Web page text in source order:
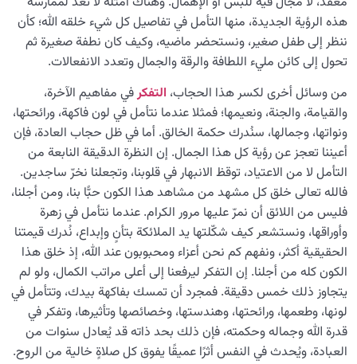
هذه الرؤية الجديدة، منها التأمل في تفاصيل كل شيء خلقه الله؛ كأن
ننظر إلى طفل صغير، ونستحضر ماضيه، وكيف كان نطفة صغيرة ثم
تحول إلى كائن مليء اللطافة والرقة والجمال وتعدد الانفعالات.
من وسائل أخرى لكسر هذا الحجاب، التفكرفي مفاهيم الآخرة،
والقيامة، والجنة، ونعيمها؛ فمثلا عندما نتأمل في لون فاكهة، ورائحتها،
ونواتها، وجمالها، سنُدرك حكمة الخالق. أما في ظل حجاب العادة، فإن
أعيننا تعجز عن رؤية كل هذا الجمال. إن النظرة الدقيقة النابعة من
التأمل لا من الاعتياد، توقظ الانبهار في قلوبنا، وتجعلنا نخرّ ساجدين.
فالله تعالى خلق كل مشهد من مشاهد هذا الكون حبًّا بنا، ومن أجلنا،
فليس من اللائق أن نمرّ عليها مرور الكرام. عندما نتأمل في زهرة
وأوراقها، ونستشعر كيف شكّلتها يد الملائكة بتأنٍ وإبداع، نُدرك قيمتنا
الحقيقية أكثر، ونفهم كم نحن أعزاء ومحبوبون عند الله، إذ خلق هذا
الكون كله من أجلنا. إن التفكر ليرفعنا إلى أعلى مراتب الكمال، ولو لم
يتجاوز ذلك خمس دقيقة. فمجرد أن تمسك بفاكهة بيدك، وتتأمل في
لونها، وطعمها، ورائحتها، وهندستها، وخصائصها وتأثيرها، وتفكر في
قدرة الله وجماله وحكمته، فإن ذلك بحد ذاته قد يُعادل سنوات من
العبادة، ويُحدث في النفس أثرًا عميقًا يفوق كل صلاةٍ خالية من الروح.